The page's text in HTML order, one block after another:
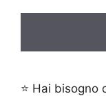
⭐ Hai bisogno